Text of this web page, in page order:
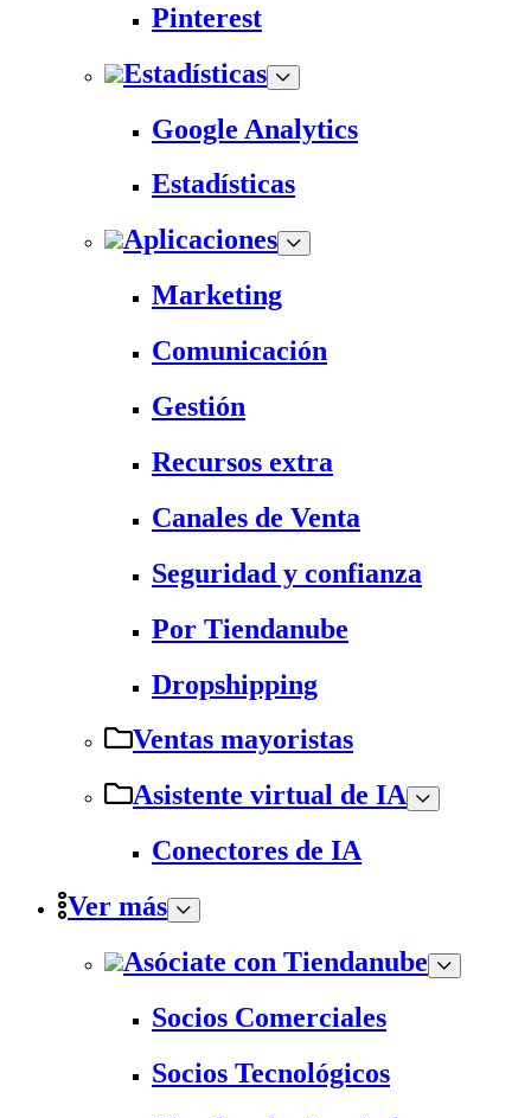
Pinterest
Estadísticas
Google Analytics
Estadísticas
Aplicaciones
Marketing
Comunicación
Gestión
Recursos extra
Canales de Venta
Seguridad y confianza
Por Tiendanube
Dropshipping
Ventas mayoristas
Asistente virtual de IA
Conectores de IA
Ver más
Asóciate con Tiendanube
Socios Comerciales
Socios Tecnológicos